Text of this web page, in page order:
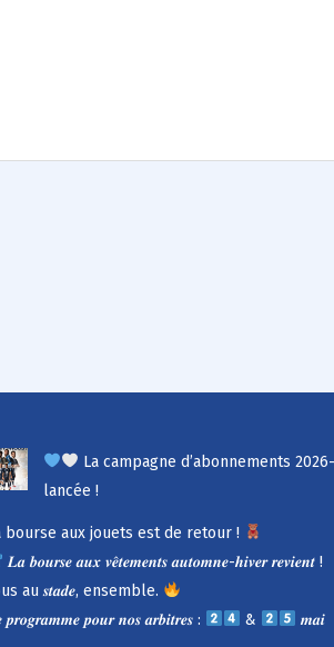
La campagne d’abonnements
lancée !
bourse aux jouets est de retour !
𝑳𝒂 𝒃𝒐𝒖𝒓𝒔𝒆 𝒂𝒖𝒙 𝒗𝒆̂𝒕𝒆𝒎𝒆𝒏𝒕𝒔 𝒂𝒖𝒕𝒐𝒎𝒏𝒆-𝒉𝒊𝒗𝒆𝒓 𝒓𝒆𝒗𝒊𝒆𝒏𝒕 !
au 𝒔𝒕𝒂𝒅𝒆, ensemble.
𝒑𝒓𝒐𝒈𝒓𝒂𝒎𝒎𝒆 𝒑𝒐𝒖𝒓 𝒏𝒐𝒔 𝒂𝒓𝒃𝒊𝒕𝒓𝒆𝒔 :
& 𝒎𝒂𝒊